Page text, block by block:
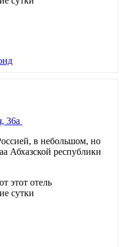
36а
в небольшом, но
Абхазской республики
этот отель
сутки